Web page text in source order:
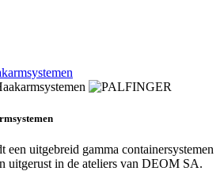
uitgebreid gamma containersystemen
uitgerust in de ateliers van DEOM SA.